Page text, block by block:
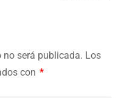
no será publicada. Los
con *